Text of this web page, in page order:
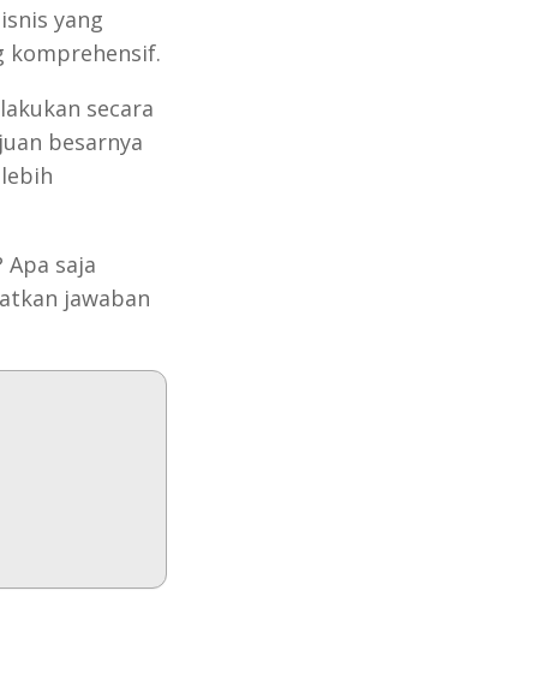
yang
komprehensif.
secara
besarnya
saja
jawaban